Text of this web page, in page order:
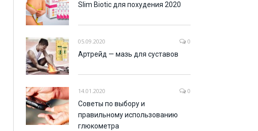
Slim Biotic для похудения 2020
05.09.2020 0
Артрейд — мазь для суставов
14.01.2020 0
Советы по выбору и
правильному использованию
глюкометра